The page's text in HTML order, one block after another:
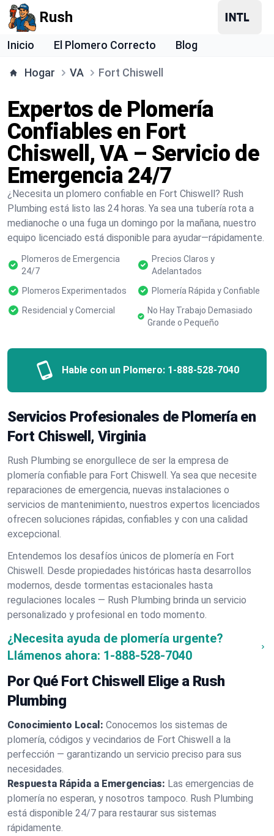
Rush
Inicio El Plomero Correcto Blog
Hogar VA Fort Chiswell
Expertos de Plomería
Confiables en Fort
Chiswell, VA – Servicio de
Emergencia 24/7
¿Necesita un plomero confiable en Fort Chiswell? Rush
Plumbing está listo las 24 horas. Ya sea una tubería rota a
medianoche o una fuga un domingo por la mañana, nuestro
equipo licenciado está disponible para ayudar—rápidamente.
Plomeros de Emergencia
24/7
Precios Claros y
Adelantados
Plomeros Experimentados
Plomería Rápida y Confiable
Residencial y Comercial
No Hay Trabajo Demasiado
Grande o Pequeño
Hable con un Plomero: 1-888-528-7040
Servicios Profesionales de Plomería en
Fort Chiswell, Virginia
Rush Plumbing se enorgullece de ser la empresa de
plomería confiable para Fort Chiswell. Ya sea que necesite
reparaciones de emergencia, nuevas instalaciones o
servicios de mantenimiento, nuestros expertos licenciados
ofrecen soluciones rápidas, confiables y con una calidad
excepcional.
Entendemos los desafíos únicos de plomería en Fort
Chiswell. Desde propiedades históricas hasta desarrollos
modernos, desde tormentas estacionales hasta
regulaciones locales — Rush Plumbing brinda un servicio
personalizado y profesional en todo momento.
¿Necesita ayuda de plomería urgente?
Llámenos ahora: 1-888-528-7040
Por Qué Fort Chiswell Elige a Rush
Plumbing
Conocimiento Local: Conocemos los sistemas de
plomería, códigos y vecindarios de Fort Chiswell a la
perfección — garantizando un servicio preciso para sus
necesidades.
Respuesta Rápida a Emergencias: Las emergencias de
plomería no esperan, y nosotros tampoco. Rush Plumbing
está disponible 24/7 para restaurar sus sistemas
rápidamente.